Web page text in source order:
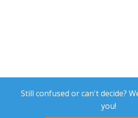
Still confused or can't decide?
you!